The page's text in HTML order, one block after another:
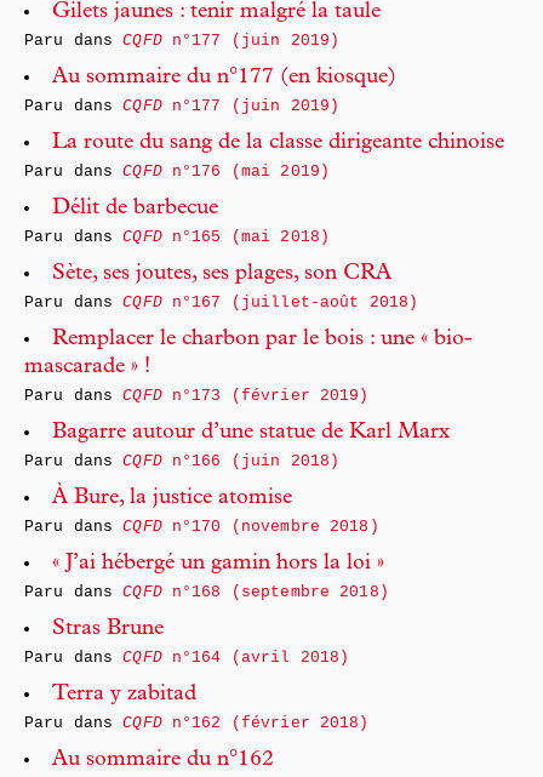
Gilets jaunes : tenir malgré la taule
Paru dansCQFDn°177 (juin 2019)
Au sommaire du n°177 (en kiosque)
Paru dansCQFDn°177 (juin 2019)
La route du sang de la classe dirigeante chinoise
Paru dansCQFDn°176 (mai 2019)
Délit de barbecue
Paru dansCQFDn°165 (mai 2018)
Sète, ses joutes, ses plages, son CRA
Paru dansCQFDn°167 (juillet-août 2018)
Remplacer le charbon par le bois : une « bio-
mascarade » !
Paru dansCQFDn°173 (février 2019)
Bagarre autour d’une statue de Karl Marx
Paru dansCQFDn°166 (juin 2018)
À Bure, la justice atomise
Paru dansCQFDn°170 (novembre 2018)
« J’ai hébergé un gamin hors la loi »
Paru dansCQFDn°168 (septembre 2018)
Stras Brune
Paru dansCQFDn°164 (avril 2018)
Terra y zabitad
Paru dansCQFDn°162 (février 2018)
Au sommaire du n°162